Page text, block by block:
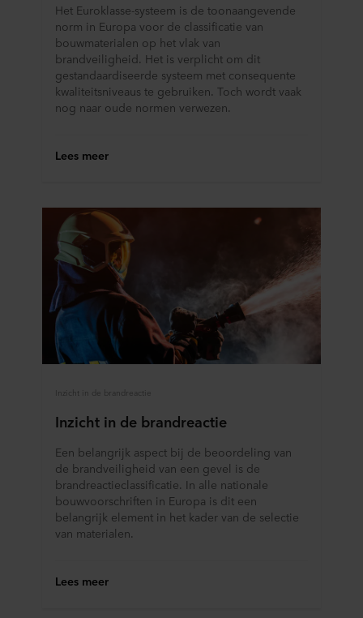
Het Euroklasse-systeem is de toonaangevende
norm in Europa voor de classificatie van
bouwmaterialen op het vlak van
brandveiligheid. Het is verplicht om dit
gestandaardiseerde systeem met consequente
kwaliteitsniveaus te gebruiken. Toch wordt vaak
nog naar oude normen verwezen.
Lees meer
Inzicht in de brandreactie
Inzicht in de brandreactie
Een belangrijk aspect bij de beoordeling van
de brandveiligheid van een gevel is de
brandreactieclassificatie. In alle nationale
bouwvoorschriften in Europa is dit een
belangrijk element in het kader van de selectie
van materialen.
Lees meer